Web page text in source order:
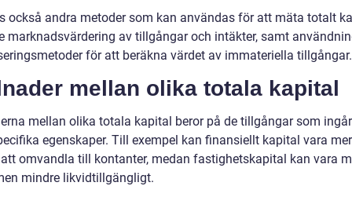
också andra metoder som kan användas för att mäta totalt
marknadsvärdering av tillgångar och intäkter, samt
för att beräkna värdet av immateriella tillgångar.
mellan olika totala kapital
mellan olika totala kapital beror på de tillgångar som
egenskaper. Till exempel kan finansiellt kapital vara
omvandla till kontanter, medan fastighetskapital kan vara
mindre likvidtillgängligt.